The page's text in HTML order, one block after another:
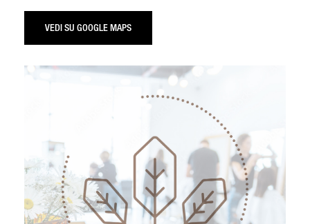
VEDI SU GOOGLE MAPS